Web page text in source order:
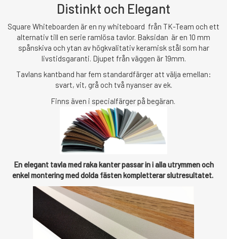
Distinkt och Elegant
Square Whiteboarden är en ny whiteboard från TK-Team och ett
alternativ till en serie ramlösa tavlor. Baksidan är en 10 mm
spånskiva och ytan av högkvalitativ keramisk stål som har
livstidsgaranti. Djupet från väggen är 19mm.
Tavlans kantband har fem standardfärger att välja emellan:
svart, vit, grå och två nyanser av ek.
Finns även i specialfärger på begäran.
En elegant tavla med raka kanter passar in i alla utrymmen och
enkel montering med dolda fästen kompletterar slutresultatet.